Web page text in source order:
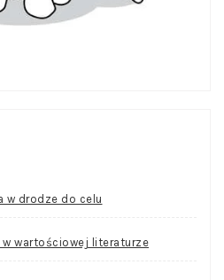
w drodze do celu
wartościowej literaturze